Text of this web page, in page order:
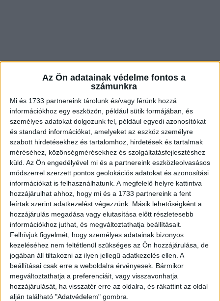
Az Ön adatainak védelme fontos a
számunkra
Mi és 1733 partnereink tárolunk és/vagy férünk hozzá
információkhoz egy eszközön, például sütik formájában, és
személyes adatokat dolgozunk fel, például egyedi azonosítókat
és standard információkat, amelyeket az eszköz személyre
szabott hirdetésekhez és tartalomhoz, hirdetések és tartalmak
méréséhez, közönségmérésekhez és szolgáltatásfejlesztéshez
küld. Az Ön engedélyével mi és a partnereink eszközleolvasásos
módszerrel szerzett pontos geolokációs adatokat és azonosítási
információkat is felhasználhatunk. A megfelelő helyre kattintva
hozzájárulhat ahhoz, hogy mi és a 1733 partnereink a fent
leírtak szerint adatkezelést végezzünk. Másik lehetőségként a
hozzájárulás megadása vagy elutasítása előtt részletesebb
információkhoz juthat, és megváltoztathatja beállításait.
Felhívjuk figyelmét, hogy személyes adatainak bizonyos
kezeléséhez nem feltétlenül szükséges az Ön hozzájárulása, de
jogában áll tiltakozni az ilyen jellegű adatkezelés ellen. A
beállításai csak erre a weboldalra érvényesek. Bármikor
megváltoztathatja a preferenciáit, vagy visszavonhatja
hozzájárulását, ha visszatér erre az oldalra, és rákattint az oldal
alján található "Adatvédelem" gombra.
– Hát ezt meg honnan veszed?
– A papám a múlt vasárnap fogott egy halat, és
azóta ahányszor elmeséli, a hal egyre nagyobb
lesz